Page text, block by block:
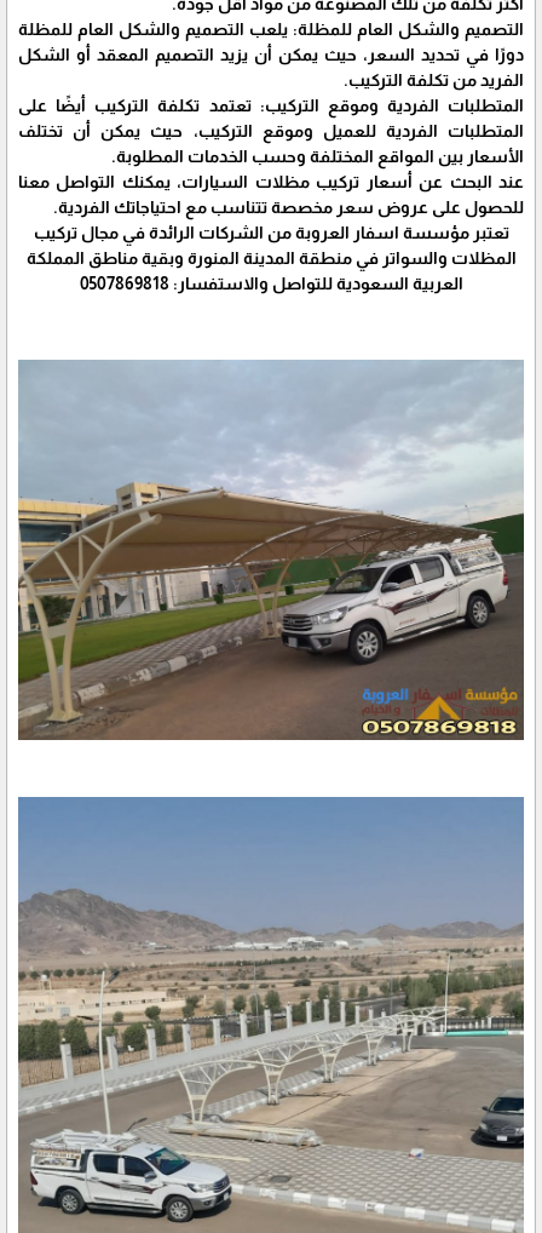
التصميم والشكل العام للمظلة: يلعب التصميم والشكل العام للمظلة
دورًا في تحديد السعر، حيث يمكن أن يزيد التصميم المعقد أو الشكل
الفريد من تكلفة التركيب.
المتطلبات الفردية وموقع التركيب: تعتمد تكلفة التركيب أيضًا على
المتطلبات الفردية للعميل وموقع التركيب، حيث يمكن أن تختلف
الأسعار بين المواقع المختلفة وحسب الخدمات المطلوبة.
عند البحث عن أسعار تركيب مظلات السيارات، يمكنك التواصل معنا
للحصول على عروض سعر مخصصة تتناسب مع احتياجاتك الفردية.
تعتبر مؤسسة اسفار العروبة من الشركات الرائدة في مجال تركيب
المظلات والسواتر في منطقة المدينة المنورة وبقية مناطق المملكة
العربية السعودية للتواصل والاستفسار: 0507869818